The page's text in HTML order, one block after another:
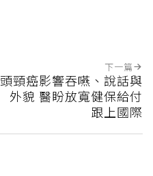
下一篇
頭頸癌影響吞嚥、說話與
外貌 醫盼放寬健保給付
跟上國際